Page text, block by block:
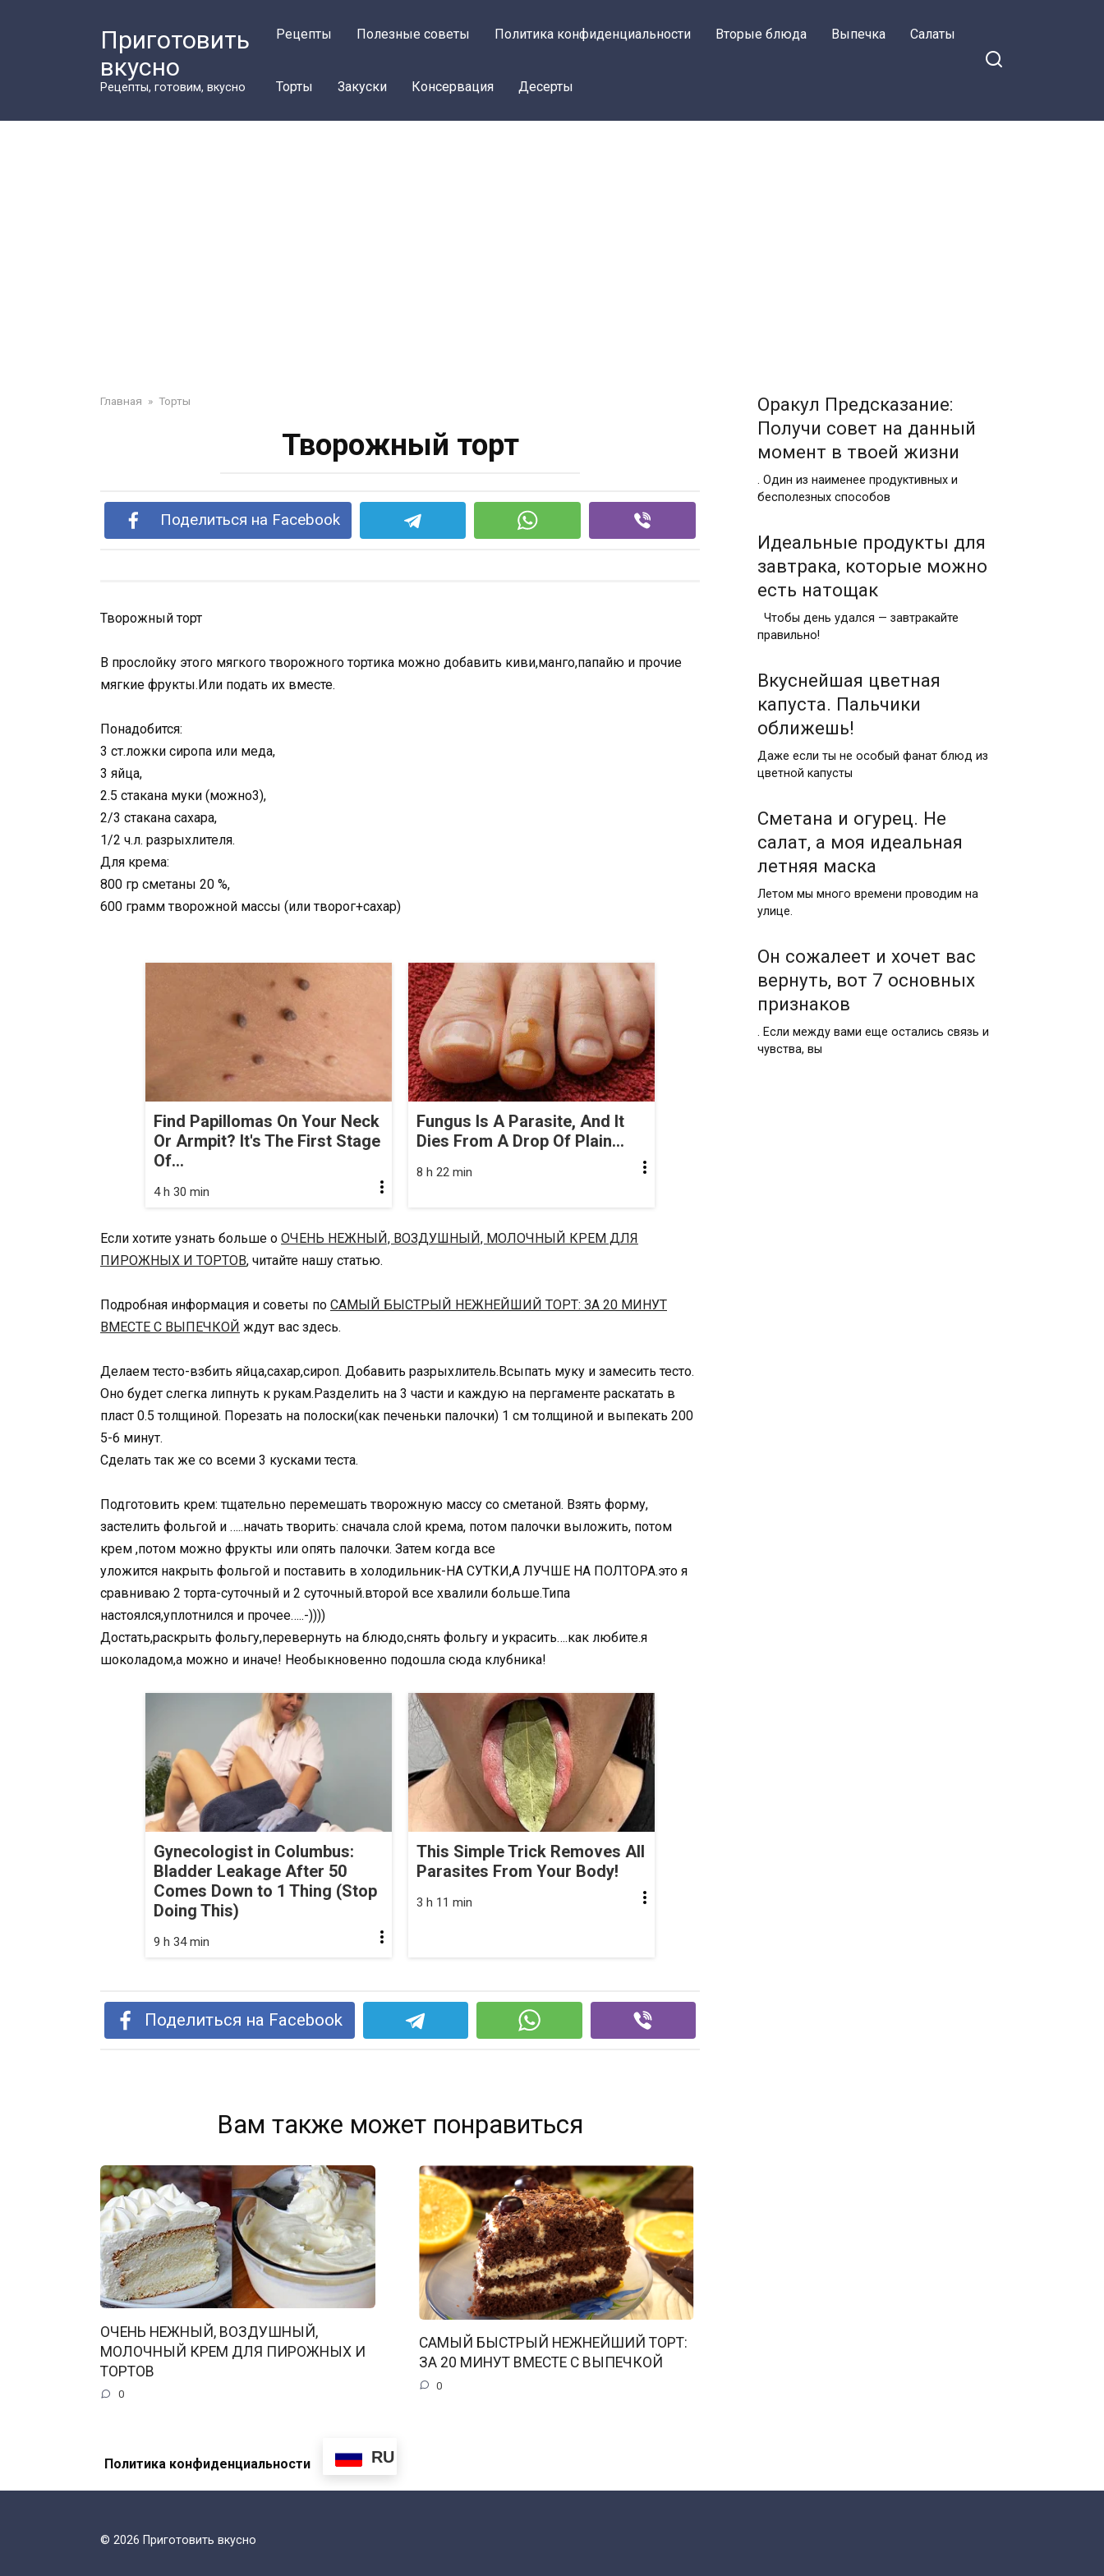
Приготовить
вкусно
Рецепты, готовим, вкусно
Рецепты Полезные советы Политика конфиденциальности Вторые блюда Выпечка Салаты
Торты Закуски Консервация Десерты
Главная » Торты
Творожный торт
Поделиться на Facebook
Творожный торт
В прослойку этого мягкого творожного тортика можно добавить киви,манго,папайю и прочие
мягкие фрукты.Или подать их вместе.
Понадобится:
3 ст.ложки сиропа или меда,
3 яйца,
2.5 стакана муки (можно3),
2/3 стакана сахара,
1/2 ч.л. разрыхлителя.
Для крема:
800 гр сметаны 20 %,
600 грамм творожной массы (или творог+сахар)
Find Papillomas On Your Neck
Or Armpit? It's The First Stage
Of...
4 h 30 min
Fungus Is A Parasite, And It
Dies From A Drop Of Plain...
8 h 22 min
Если хотите узнать больше о ОЧЕНЬ НЕЖНЫЙ, ВОЗДУШНЫЙ, МОЛОЧНЫЙ КРЕМ ДЛЯ
ПИРОЖНЫХ И ТОРТОВ, читайте нашу статью.
Подробная информация и советы по САМЫЙ БЫСТРЫЙ НЕЖНЕЙШИЙ ТОРТ: ЗА 20 МИНУТ
ВМЕСТЕ С ВЫПЕЧКОЙ ждут вас здесь.
Делаем тесто-взбить яйца,сахар,сироп. Добавить разрыхлитель.Всыпать муку и замесить тесто.
Оно будет слегка липнуть к рукам.Разделить на 3 части и каждую на пергаменте раскатать в
пласт 0.5 толщиной. Порезать на полоски(как печеньки палочки) 1 см толщиной и выпекать 200
5-6 минут.
Сделать так же со всеми 3 кусками теста.
Подготовить крем: тщательно перемешать творожную массу со сметаной. Взять форму,
застелить фольгой и …..начать творить: сначала слой крема, потом палочки выложить, потом
крем ,потом можно фрукты или опять палочки. Затем когда все
уложится накрыть фольгой и поставить в холодильник-НА СУТКИ,А ЛУЧШЕ НА ПОЛТОРА.это я
сравниваю 2 торта-суточный и 2 суточный.второй все хвалили больше.Типа
настоялся,уплотнился и прочее…..-))))
Достать,раскрыть фольгу,перевернуть на блюдо,снять фольгу и украсить….как любите.я
шоколадом,а можно и иначе! Необыкновенно подошла сюда клубника!
Gynecologist in Columbus:
Bladder Leakage After 50
Comes Down to 1 Thing (Stop
Doing This)
9 h 34 min
This Simple Trick Removes All
Parasites From Your Body!
3 h 11 min
Поделиться на Facebook
Вам также может понравиться
ОЧЕНЬ НЕЖНЫЙ, ВОЗДУШНЫЙ,
МОЛОЧНЫЙ КРЕМ ДЛЯ ПИРОЖНЫХ И
ТОРТОВ
0
САМЫЙ БЫСТРЫЙ НЕЖНЕЙШИЙ ТОРТ:
ЗА 20 МИНУТ ВМЕСТЕ С ВЫПЕЧКОЙ
0
Оракул Предсказание:
Получи совет на данный
момент в твоей жизни
. Один из наименее продуктивных и
бесполезных способов
Идеальные продукты для
завтрака, которые можно
есть натощак
Чтобы день удался — завтракайте
правильно!
Вкуснейшая цветная
капуста. Пальчики
оближешь!
Даже если ты не особый фанат блюд из
цветной капусты
Сметана и огурец. Не
салат, а моя идеальная
летняя маска
Летом мы много времени проводим на
улице.
Он сожалеет и хочет вас
вернуть, вот 7 основных
признаков
. Если между вами еще остались связь и
чувства, вы
Политика конфиденциальности RU
© 2026 Приготовить вкусно